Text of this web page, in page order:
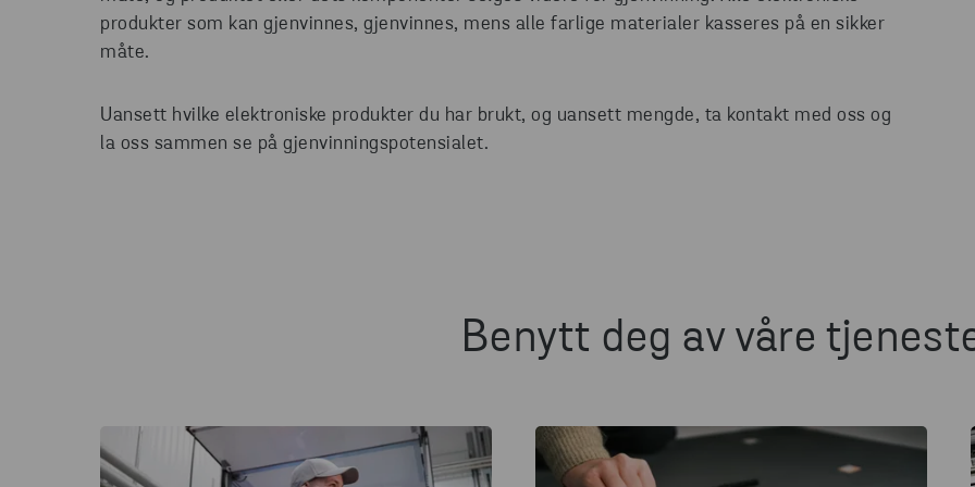
produkter som kan gjenvinnes, gjenvinnes, mens alle farlige materialer kasseres på en sikker
måte.
Uansett hvilke elektroniske produkter du har brukt, og uansett mengde, ta kontakt med oss og
la oss sammen se på gjenvinningspotensialet.
Benytt deg av våre